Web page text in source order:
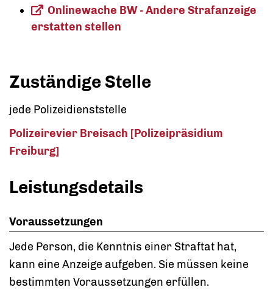
Onlinewache BW - Andere Strafanzeige
erstatten stellen
Zuständige Stelle
jede Polizeidienststelle
Polizeirevier Breisach [Polizeipräsidium
Freiburg]
Leistungsdetails
Voraussetzungen
Jede Person, die Kenntnis einer Straftat hat,
kann eine Anzeige aufgeben. Sie müssen keine
bestimmten Voraussetzungen erfüllen.